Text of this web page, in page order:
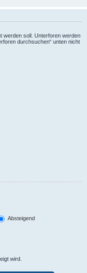
werden soll. Unterforen werden
durchsuchen“ unten nicht
Absteigend
wird.